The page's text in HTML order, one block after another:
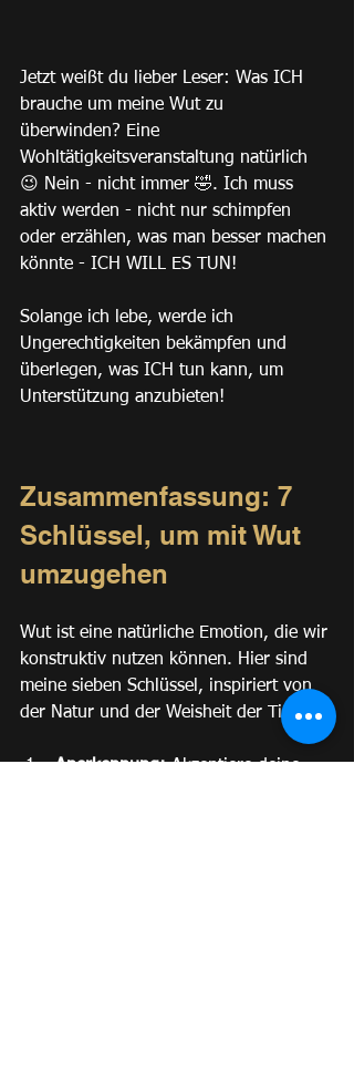
Jetzt weißt du lieber Leser: Was ICH
brauche um meine Wut zu
überwinden? Eine
Wohltätigkeitsveranstaltung natürlich
😉 Nein - nicht immer 🤣. Ich muss
aktiv werden - nicht nur schimpfen
oder erzählen, was man besser machen
könnte - ICH WILL ES TUN!
Solange ich lebe, werde ich
Ungerechtigkeiten bekämpfen und
überlegen, was ICH tun kann, um
Unterstützung anzubieten!
Zusammenfassung: 7
Schlüssel, um mit Wut
umzugehen
Wut ist eine natürliche Emotion, die wir
konstruktiv nutzen können. Hier sind
meine sieben Schlüssel, inspiriert von
der Natur und der Weisheit der Tiere:
Anerkennung: Akzeptiere deine